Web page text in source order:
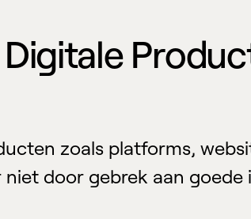
zoals platforms,
niet door gebrek aan goede